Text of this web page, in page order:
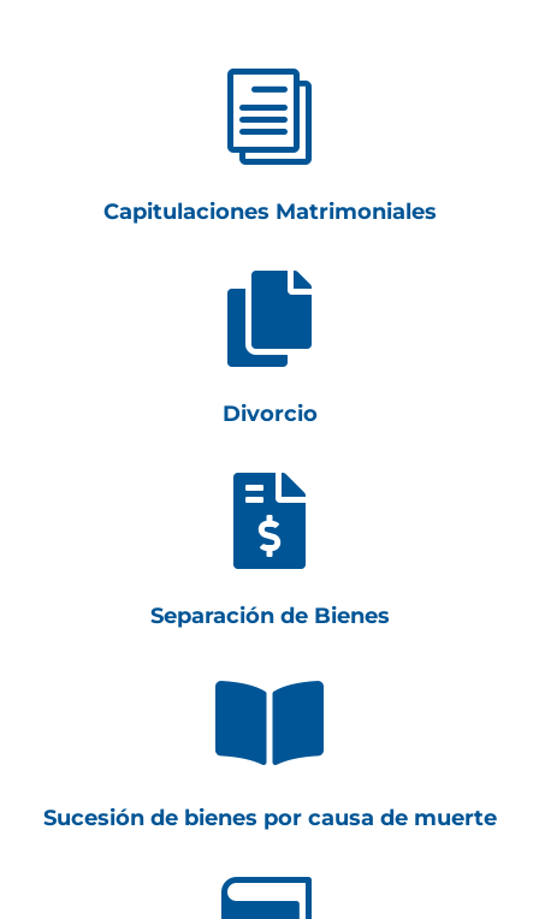
i
Capitulaciones Matrimoniales

Divorcio

Separación de Bienes

Sucesión de bienes por causa de muerte